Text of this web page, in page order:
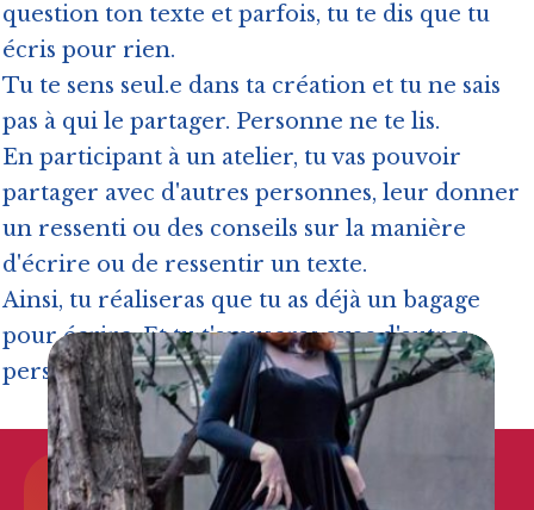
question ton texte et parfois, tu te dis que tu
écris pour rien.
Tu te sens seul.e dans ta création et tu ne sais
pas à qui le partager. Personne ne te lis.
En participant à un atelier, tu vas pouvoir
partager avec d'autres personnes, leur donner
un ressenti ou des conseils sur la manière
d'écrire ou de ressentir un texte.
Ainsi, tu réaliseras que tu as déjà un bagage
pour écrire. Et tu t'amuseras avec d'autres
personnes qui partagent ta passion.